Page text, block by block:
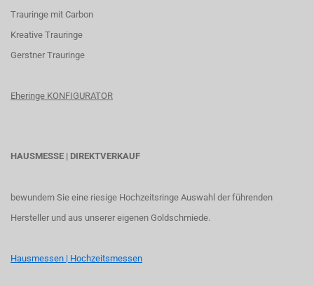
Trauringe mit Carbon
Kreative Trauringe
Gerstner Trauringe
Eheringe KONFIGURATOR
HAUSMESSE | DIREKTVERKAUF
bewundern Sie eine riesige Hochzeitsringe Auswahl der führenden
Hersteller und aus unserer eigenen Goldschmiede.
Hausmessen | Hochzeitsmessen